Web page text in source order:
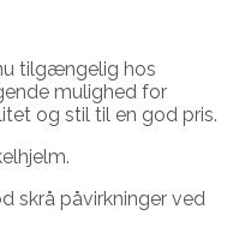
tilgængelig hos
mulighed for
og stil til en god pris.
skrå påvirkninger ved